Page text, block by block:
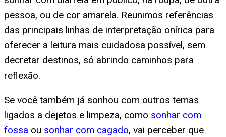
pessoa, ou de cor amarela. Reunimos referências
das principais linhas de interpretação onírica para
oferecer a leitura mais cuidadosa possível, sem
decretar destinos, só abrindo caminhos para
reflexão.
Se você também já sonhou com outros temas
ligados a dejetos e limpeza, como sonhar com
fossa ou sonhar com cagado, vai perceber que